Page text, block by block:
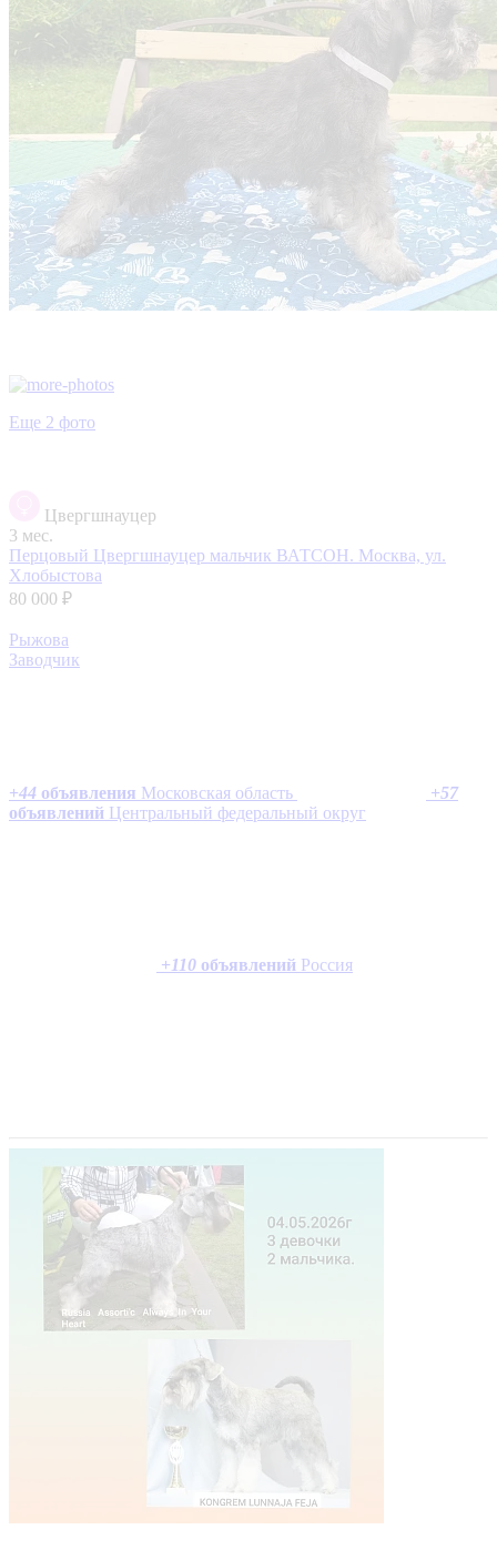
Еще 2 фото
Цвергшнауцер
3 мес.
Перцовый Цвергшнауцер мальчик ВАТСОН. Москва, ул.
Хлобыстова
80 000 ₽
Рыжова
Заводчик
+44 объявления Московская область +57
объявлений Центральный федеральный округ
+110 объявлений Россия